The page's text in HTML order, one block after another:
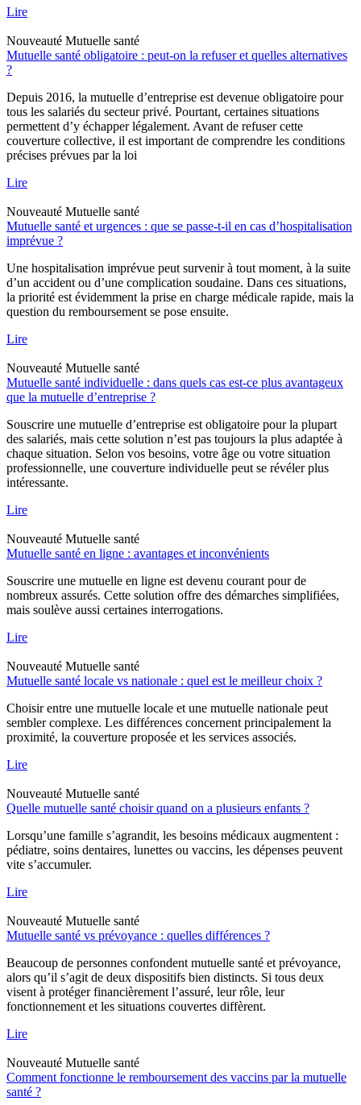
Lire
Nouveauté Mutuelle santé
Mutuelle santé obligatoire : peut-on la refuser et quelles alternatives
?
Depuis 2016, la mutuelle d’entreprise est devenue obligatoire pour
tous les salariés du secteur privé. Pourtant, certaines situations
permettent d’y échapper légalement. Avant de refuser cette
couverture collective, il est important de comprendre les conditions
précises prévues par la loi
Lire
Nouveauté Mutuelle santé
Mutuelle santé et urgences : que se passe-t-il en cas d’hospitalisation
imprévue ?
Une hospitalisation imprévue peut survenir à tout moment, à la suite
d’un accident ou d’une complication soudaine. Dans ces situations,
la priorité est évidemment la prise en charge médicale rapide, mais la
question du remboursement se pose ensuite.
Lire
Nouveauté Mutuelle santé
Mutuelle santé individuelle : dans quels cas est-ce plus avantageux
que la mutuelle d’entreprise ?
Souscrire une mutuelle d’entreprise est obligatoire pour la plupart
des salariés, mais cette solution n’est pas toujours la plus adaptée à
chaque situation. Selon vos besoins, votre âge ou votre situation
professionnelle, une couverture individuelle peut se révéler plus
intéressante.
Lire
Nouveauté Mutuelle santé
Mutuelle santé en ligne : avantages et inconvénients
Souscrire une mutuelle en ligne est devenu courant pour de
nombreux assurés. Cette solution offre des démarches simplifiées,
mais soulève aussi certaines interrogations.
Lire
Nouveauté Mutuelle santé
Mutuelle santé locale vs nationale : quel est le meilleur choix ?
Choisir entre une mutuelle locale et une mutuelle nationale peut
sembler complexe. Les différences concernent principalement la
proximité, la couverture proposée et les services associés.
Lire
Nouveauté Mutuelle santé
Quelle mutuelle santé choisir quand on a plusieurs enfants ?
Lorsqu’une famille s’agrandit, les besoins médicaux augmentent :
pédiatre, soins dentaires, lunettes ou vaccins, les dépenses peuvent
vite s’accumuler.
Lire
Nouveauté Mutuelle santé
Mutuelle santé vs prévoyance : quelles différences ?
Beaucoup de personnes confondent mutuelle santé et prévoyance,
alors qu’il s’agit de deux dispositifs bien distincts. Si tous deux
visent à protéger financièrement l’assuré, leur rôle, leur
fonctionnement et les situations couvertes diffèrent.
Lire
Nouveauté Mutuelle santé
Comment fonctionne le remboursement des vaccins par la mutuelle
santé ?